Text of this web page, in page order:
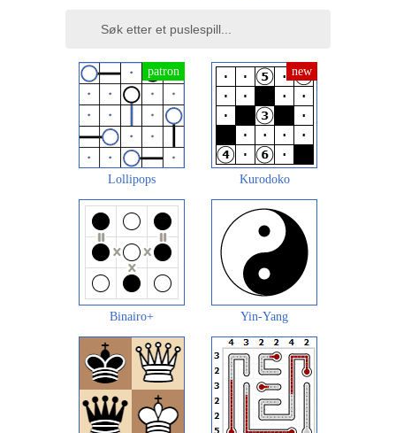
Lollipops Kurodoko
Binairo+ Yin-Yang